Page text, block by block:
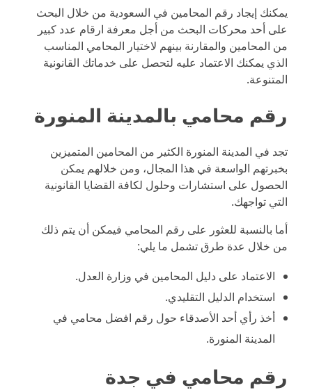
يمكنك إيجاد رقم المحامين في السعودية من خلال البحث
على أحد محركات البحث من أجل معرفة ارقام عدد كبير
من المحامين والمقارنة بينهم لاختيار المحامي المناسب
الذي يمكنك الاعتماد عليه لتحصل على خدماتك القانونية
المتنوعة.
رقم محامي بالمدينة المنورة
تجد في المدينة المنورة الكثير من المحامين المتميزين
بخبرتهم الواسعة في هذا المجال، ومن خلالهم يمكن
الحصول على استشارات وحلول لكافة القضايا القانونية
التي تواجهك.
أما بالنسبة للعثور على رقم المحامي فيمكن أن يتم ذلك
من خلال عدة طرق تشمل ما يلي:
الاعتماد على دليل المحامين في وزارة العدل.
استخدام الدليل التقليدي.
أخذ رأي أحد الأصدقاء حول رقم افضل محامي في
المدينة المنورة.
رقم محامي في جدة